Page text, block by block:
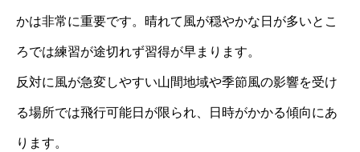
かは非常に重要です。晴れて風が穏やかな日が多いとこ
ろでは練習が途切れず習得が早まります。
反対に風が急変しやすい山間地域や季節風の影響を受け
る場所では飛行可能日が限られ、日時がかかる傾向にあ
ります。